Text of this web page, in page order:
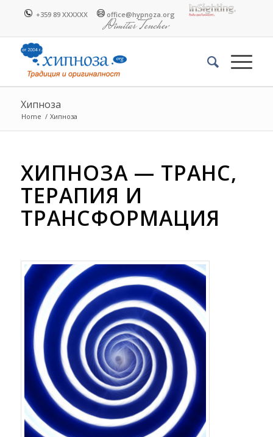
+359 89 XXXXXX office@hypnoza.org
Хипноза
Home / Хипноза
ХИПНОЗА — ТРАНС,
ТЕРАПИЯ И
ТРАНСФОРМАЦИЯ